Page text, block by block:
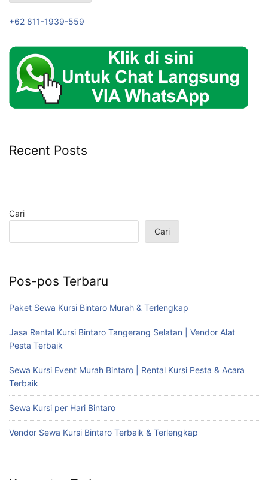
+62 811-1939-559
Recent Posts
Cari
Cari
Pos-pos Terbaru
Paket Sewa Kursi Bintaro Murah & Terlengkap
Jasa Rental Kursi Bintaro Tangerang Selatan | Vendor Alat
Pesta Terbaik
Sewa Kursi Event Murah Bintaro | Rental Kursi Pesta & Acara
Terbaik
Sewa Kursi per Hari Bintaro
Vendor Sewa Kursi Bintaro Terbaik & Terlengkap